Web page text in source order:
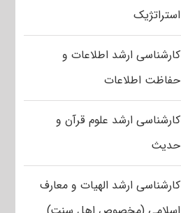
استراتژیک
کارشناسی ارشد اطلاعات و
حفاظت اطلاعات
کارشناسی ارشد علوم قرآن و
حدیث
کارشناسی ارشد الهیات و معارف